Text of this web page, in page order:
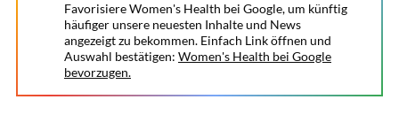
Favorisiere Women's Health bei Google, um künftig
häufiger unsere neuesten Inhalte und News
angezeigt zu bekommen. Einfach Link öffnen und
Auswahl bestätigen: Women's Health bei Google
bevorzugen.